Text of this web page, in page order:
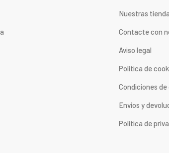
Nuestras
Contacte con
Aviso legal
Política de
Condiciones de
Envios y
Política de